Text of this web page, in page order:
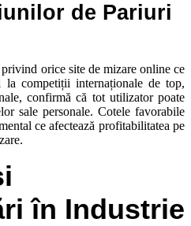
de Pariuri
orice site de mizare online ce
la competiții internaționale de top,
confirmă că tot utilizator poate
sale personale. Cotele favorabile
ce afectează profitabilitatea pe
în Industrie